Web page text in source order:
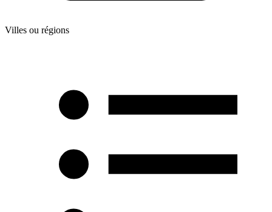
Villes ou régions